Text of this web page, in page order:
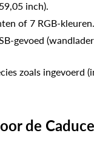
inch).
of 7 RGB-kleuren.
gevoed
zoals ingevoerd
de